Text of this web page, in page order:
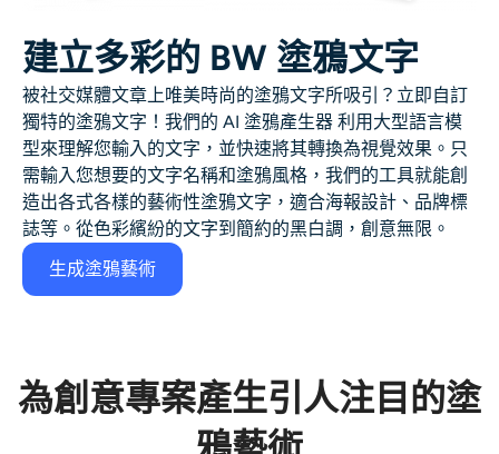
建立多彩的 BW 塗鴉文字
被社交媒體文章上唯美時尚的塗鴉文字所吸引？立即自訂
獨特的塗鴉文字！我們的 AI 塗鴉產生器 利用大型語言模
型來理解您輸入的文字，並快速將其轉換為視覺效果。只
需輸入您想要的文字名稱和塗鴉風格，我們的工具就能創
造出各式各樣的藝術性塗鴉文字，適合海報設計、品牌標
誌等。從色彩繽紛的文字到簡約的黑白調，創意無限。
生成塗鴉藝術
為創意專案產生引人注目的塗